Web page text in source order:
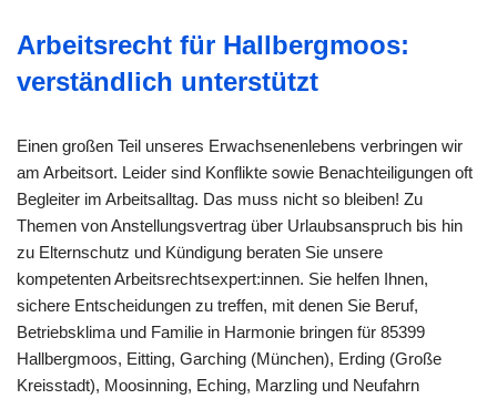
Arbeitsrecht für Hallbergmoos:
verständlich unterstützt
Einen großen Teil unseres Erwachsenenlebens verbringen wir
am Arbeitsort. Leider sind Konflikte sowie Benachteiligungen oft
Begleiter im Arbeitsalltag. Das muss nicht so bleiben! Zu
Themen von Anstellungsvertrag über Urlaubsanspruch bis hin
zu Elternschutz und Kündigung beraten Sie unsere
kompetenten Arbeitsrechtsexpert:innen. Sie helfen Ihnen,
sichere Entscheidungen zu treffen, mit denen Sie Beruf,
Betriebsklima und Familie in Harmonie bringen für 85399
Hallbergmoos, Eitting, Garching (München), Erding (Große
Kreisstadt), Moosinning, Eching, Marzling und Neufahrn